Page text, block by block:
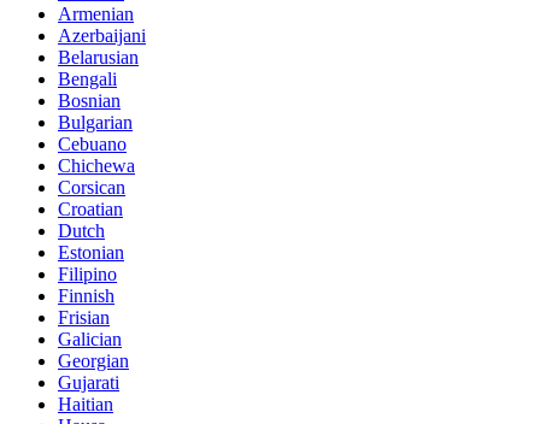
Armenian
Azerbaijani
Belarusian
Bengali
Bosnian
Bulgarian
Cebuano
Chichewa
Corsican
Croatian
Dutch
Estonian
Filipino
Finnish
Frisian
Galician
Georgian
Gujarati
Haitian